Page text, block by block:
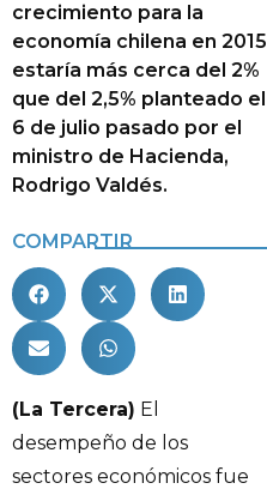
crecimiento para la
economía chilena en 2015
estaría más cerca del 2%
que del 2,5% planteado el
6 de julio pasado por el
ministro de Hacienda,
Rodrigo Valdés.
COMPARTIR
(La Tercera) El
desempeño de los
sectores económicos fue